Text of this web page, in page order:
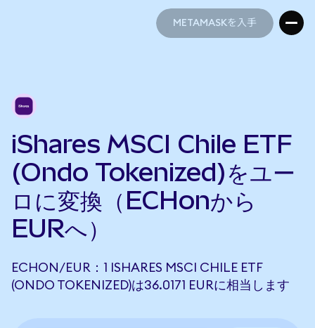
METAMASKを入手
iShares MSCI Chile ETF
(Ondo Tokenized)をユー
ロに変換（ECHonから
EURへ）
ECHON/EUR：1 ISHARES MSCI CHILE ETF
(ONDO TOKENIZED)は36.0171 EURに相当します